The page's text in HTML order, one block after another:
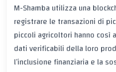
M-Shamba utilizza una
registrare le transazioni di
piccoli agricoltori hanno così
dati verificabili della loro
l’inclusione finanziaria e la